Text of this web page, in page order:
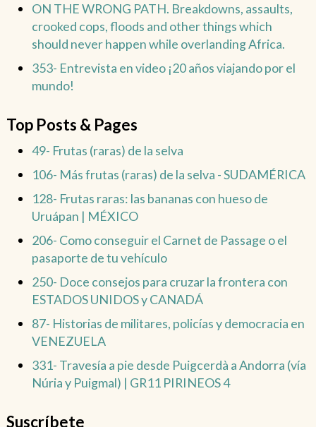
ON THE WRONG PATH. Breakdowns, assaults,
crooked cops, floods and other things which
should never happen while overlanding Africa.
353- Entrevista en video ¡20 años viajando por el
mundo!
Top Posts & Pages
49- Frutas (raras) de la selva
106- Más frutas (raras) de la selva - SUDAMÉRICA
128- Frutas raras: las bananas con hueso de
Uruápan | MÉXICO
206- Como conseguir el Carnet de Passage o el
pasaporte de tu vehículo
250- Doce consejos para cruzar la frontera con
ESTADOS UNIDOS y CANADÁ
87- Historias de militares, policías y democracia en
VENEZUELA
331- Travesía a pie desde Puigcerdà a Andorra (vía
Núria y Puigmal) | GR11 PIRINEOS 4
Suscríbete